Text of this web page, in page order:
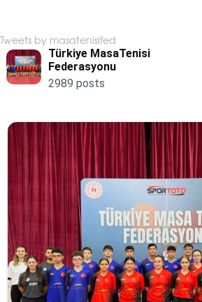
Tweets by masatenisifed